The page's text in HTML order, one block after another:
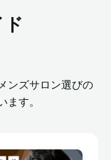
ド
ンズサロン選びの
す。